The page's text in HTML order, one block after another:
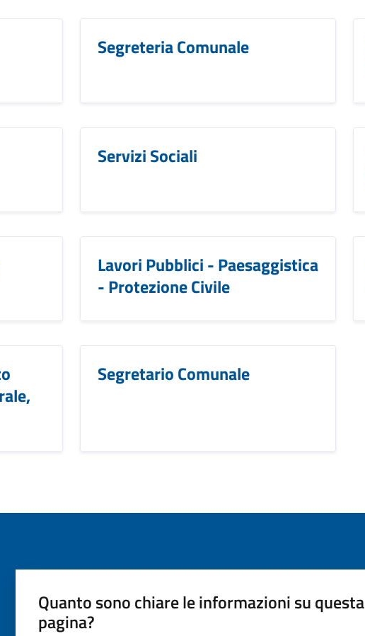
Segreteria Comunale
Servizi Sociali
Lavori Pubblici - Paesaggistica
- Protezione Civile
Segretario Comunale
Quanto sono chiare le informazioni su questa
pagina?